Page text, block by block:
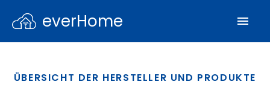
everHome
ÜBERSICHT DER HERSTELLER UND PRODUKTE